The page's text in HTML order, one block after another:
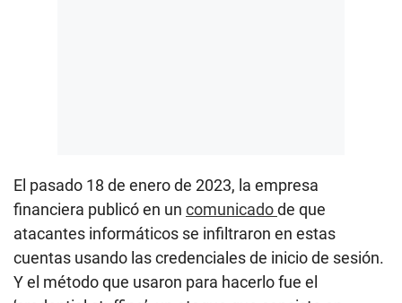
El pasado 18 de enero de 2023, la empresa
financiera publicó en un comunicadode que
atacantes informáticos se infiltraron en estas
cuentas usando las credenciales de inicio de sesión.
Y el método que usaron para hacerlo fue el